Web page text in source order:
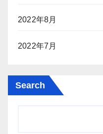
2022年8月
2022年7月
Search